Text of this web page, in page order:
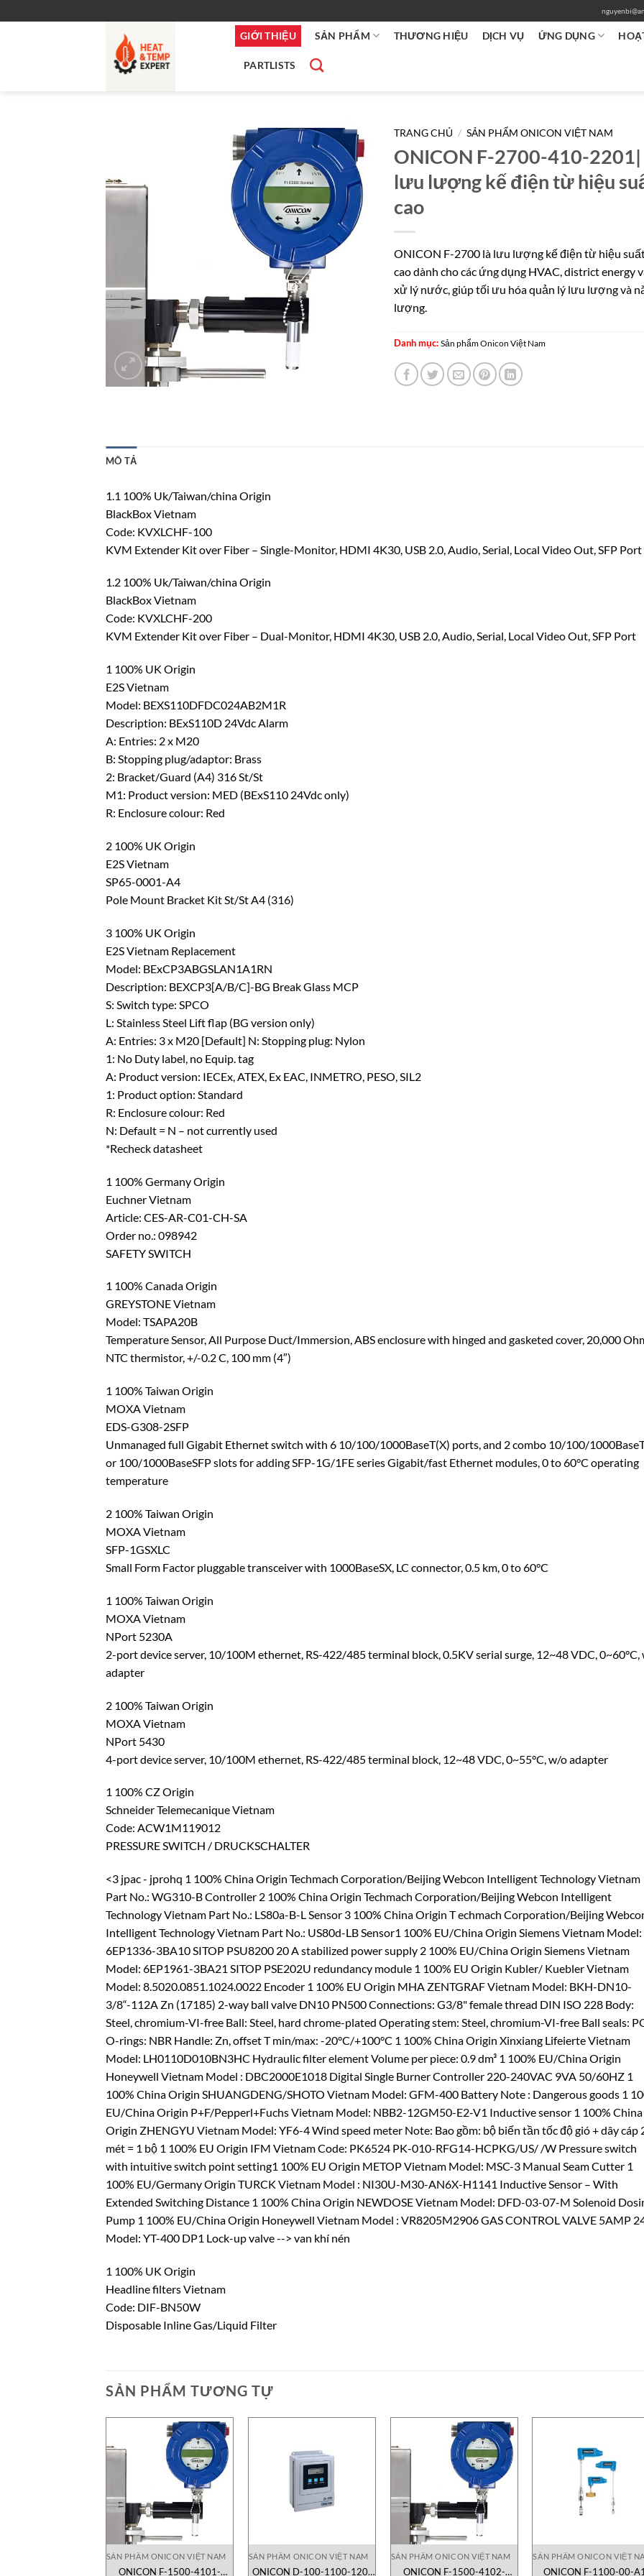
qua
GIỚI THIỆU SẢN PHẨM THƯƠNG HIỆU DỊCH VỤ ỨNG DỤNG
PARTLISTS
TRANG CHỦ / SẢN PHẨM ONICON VIỆT NAM
ONICON F-2700-410-2201|
lưu lượng kế điện từ hiệu
cao
ONICON F-2700 là lưu lượng kế điện từ hiệu
cao dành cho các ứng dụng HVAC, district energy
xử lý nước, giúp tối ưu hóa quản lý lưu lượng và
lượng.
Danh mục: Sản phẩm Onicon Việt Nam
MÔ TẢ
1.1 100% Uk/Taiwan/china Origin
BlackBox Vietnam
Code: KVXLCHF-100
KVM Extender Kit over Fiber – Single-Monitor, HDMI 4K30, USB 2.0, Audio, Serial, Local Video Out, SFP Port
1.2 100% Uk/Taiwan/china Origin
BlackBox Vietnam
Code: KVXLCHF-200
KVM Extender Kit over Fiber – Dual-Monitor, HDMI 4K30, USB 2.0, Audio, Serial, Local Video Out, SFP Port
1 100% UK Origin
E2S Vietnam
Model: BEXS110DFDC024AB2M1R
Description: BExS110D 24Vdc Alarm
A: Entries: 2 x M20
B: Stopping plug/adaptor: Brass
2: Bracket/Guard (A4) 316 St/St
M1: Product version: MED (BExS110 24Vdc only)
R: Enclosure colour: Red
2 100% UK Origin
E2S Vietnam
SP65-0001-A4
Pole Mount Bracket Kit St/St A4 (316)
3 100% UK Origin
E2S Vietnam Replacement
Model: BExCP3ABGSLAN1A1RN
Description: BEXCP3[A/B/C]-BG Break Glass MCP
S: Switch type: SPCO
L: Stainless Steel Lift flap (BG version only)
A: Entries: 3 x M20 [Default] N: Stopping plug: Nylon
1: No Duty label, no Equip. tag
A: Product version: IECEx, ATEX, Ex EAC, INMETRO, PESO, SIL2
1: Product option: Standard
R: Enclosure colour: Red
N: Default = N – not currently used
*Recheck datasheet
1 100% Germany Origin
Euchner Vietnam
Article: CES-AR-C01-CH-SA
Order no.: 098942
SAFETY SWITCH
1 100% Canada Origin
GREYSTONE Vietnam
Model: TSAPA20B
Temperature Sensor, All Purpose Duct/Immersion, ABS enclosure with hinged and gasketed cover, 20,000
NTC thermistor, +/-0.2 C, 100 mm (4″)
1 100% Taiwan Origin
MOXA Vietnam
EDS-G308-2SFP
Unmanaged full Gigabit Ethernet switch with 6 10/100/1000BaseT(X) ports, and 2 combo 10/100/
or 100/1000BaseSFP slots for adding SFP-1G/1FE series Gigabit/fast Ethernet modules, 0 to 60°C operating
temperature
2 100% Taiwan Origin
MOXA Vietnam
SFP-1GSXLC
Small Form Factor pluggable transceiver with 1000BaseSX, LC connector, 0.5 km, 0 to 60°C
1 100% Taiwan Origin
MOXA Vietnam
NPort 5230A
2-port device server, 10/100M ethernet, RS-422/485 terminal block, 0.5KV serial surge, 12~48 VDC, 0~60°C,
adapter
2 100% Taiwan Origin
MOXA Vietnam
NPort 5430
4-port device server, 10/100M ethernet, RS-422/485 terminal block, 12~48 VDC, 0~55°C, w/o adapter
1 100% CZ Origin
Schneider Telemecanique Vietnam
Code: ACW1M119012
PRESSURE SWITCH / DRUCKSCHALTER
<3 jpac - jprohq 1 100% China Origin Techmach Corporation/Beijing Webcon Intelligent Technology Vietnam
Part No.: WG310-B Controller 2 100% China Origin Techmach Corporation/Beijing Webcon Intelligent
Technology Vietnam Part No.: LS80a-B-L Sensor 3 100% China Origin T echmach Corporation/Beijing
Intelligent Technology Vietnam Part No.: US80d-LB Sensor1 100% EU/China Origin Siemens Vietnam Model:
6EP1336-3BA10 SITOP PSU8200 20 A stabilized power supply 2 100% EU/China Origin Siemens Vietnam
Model: 6EP1961-3BA21 SITOP PSE202U redundancy module 1 100% EU Origin Kubler/ Kuebler Vietnam
Model: 8.5020.0851.1024.0022 Encoder 1 100% EU Origin MHA ZENTGRAF Vietnam Model: BKH-DN10-
3/8“-112A Zn (17185) 2-way ball valve DN10 PN500 Connections: G3/8" female thread DIN ISO 228 Body:
Steel, chromium-VI-free Ball: Steel, hard chrome-plated Operating stem: Steel, chromium-VI-free Ball seals:
O-rings: NBR Handle: Zn, offset T min/max: -20°C/+100°C 1 100% China Origin Xinxiang Lifeierte Vietnam
Model: LH0110D010BN3HC Hydraulic filter element Volume per piece: 0.9 dm³ 1 100% EU/China Origin
Honeywell Vietnam Model : DBC2000E1018 Digital Single Burner Controller 220-240VAC 9VA 50/60HZ 1
100% China Origin SHUANGDENG/SHOTO Vietnam Model: GFM-400 Battery Note : Dangerous goods 1
EU/China Origin P+F/Pepperl+Fuchs Vietnam Model: NBB2-12GM50-E2-V1 Inductive sensor 1 100% China
Origin ZHENGYU Vietnam Model: YF6-4 Wind speed meter Note: Bao gồm: bộ biến tần tốc độ gió + dây cáp
mét = 1 bộ 1 100% EU Origin IFM Vietnam Code: PK6524 PK-010-RFG14-HCPKG/US/ /W Pressure switch
with intuitive switch point setting1 100% EU Origin METOP Vietnam Model: MSC-3 Manual Seam Cutter 1
100% EU/Germany Origin TURCK Vietnam Model : NI30U-M30-AN6X-H1141 Inductive Sensor – With
Extended Switching Distance 1 100% China Origin NEWDOSE Vietnam Model: DFD-03-07-M Solenoid
Pump 1 100% EU/China Origin Honeywell Vietnam Model : VR8205M2906 GAS CONTROL VALVE 5AMP
Model: YT-400 DP1 Lock-up valve --> van khí nén
1 100% UK Origin
Headline filters Vietnam
Code: DIF-BN50W
Disposable Inline Gas/Liquid Filter
SẢN PHẨM TƯƠNG TỰ
SẢN PHẨM ONICON VIỆT NAM
ONICON F-1500-4101-
SẢN PHẨM ONICON VIỆT NAM
ONICON D-100-1100-120|
SẢN PHẨM ONICON VIỆT NAM
ONICON F-1500-4102-
SẢN PHẨM ONICON VIỆT
ONICON F-1100-00-